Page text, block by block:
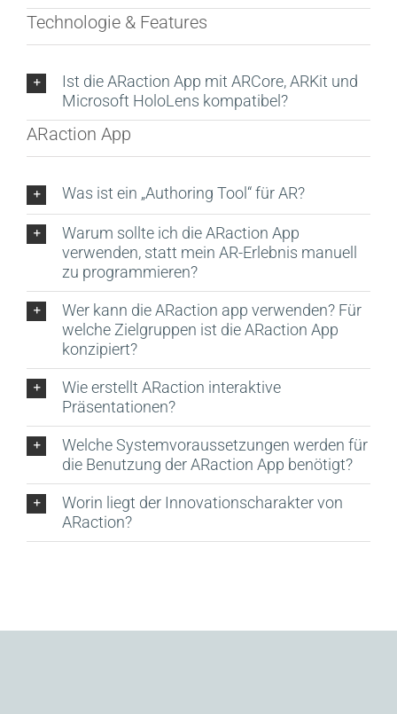
Technologie & Features
Ist die ARaction App mit ARCore, ARKit und
Microsoft HoloLens kompatibel?
ARaction App
Was ist ein „Authoring Tool“ für AR?
Warum sollte ich die ARaction App
verwenden, statt mein AR-Erlebnis manuell
zu programmieren?
Wer kann die ARaction app verwenden? Für
welche Zielgruppen ist die ARaction App
konzipiert?
Wie erstellt ARaction interaktive
Präsentationen?
Welche Systemvoraussetzungen werden für
die Benutzung der ARaction App benötigt?
Worin liegt der Innovationscharakter von
ARaction?